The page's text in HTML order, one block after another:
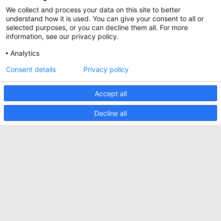
Whitepapers
Specificatie Tools
Nieuws
Klantcases
Aankomende beurzen
Voorwaarden
Minkels maakt gebruik van cookies om ervoor
te zorgen dat u de beste ervaring op onze
website heeft. Functionele cookies zorgen voor
de juiste werking van de website en worden
altijd gebruikt. Daarnaast maakt Minkels
gebruik van analytische cookies, social media
cookies en cookies voor reclame & marketing.
Leeshiermeer over de verschillende soorten
cookies. Mocht u onze cookies (met
uitzondering van de functionele cookies) niet
willen accepteren, klik danhier.
We collect and process your data on this site to better
understand how it is used. You can give your consent to all or
selected purposes, or you can decline them all. For more
information, see our privacy policy.
Analytics
Accept all
Decline all
Consent details Privacy policy